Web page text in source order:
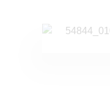
Wir legen großen Wert auf